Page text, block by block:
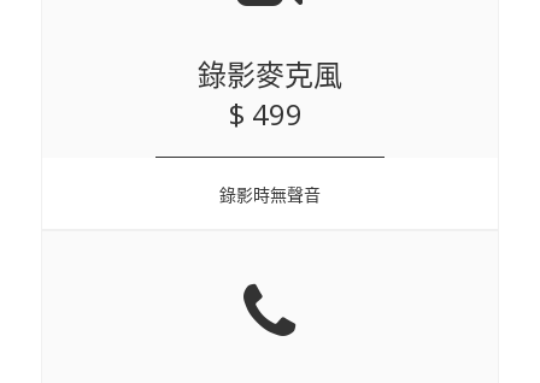
錄影麥克風
$ 499
錄影時無聲音